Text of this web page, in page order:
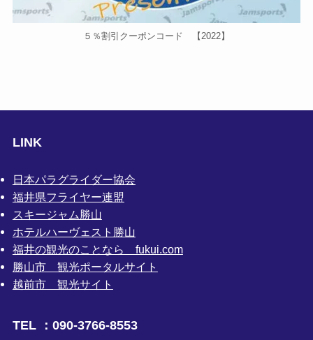
５％割引クーポンコード 【2022】
LINK
日本パラグライダー協会
福井県フライヤー連盟
スキージャム勝山
ホテルハーヴェスト勝山
福井の観光のことなら fukui.com
勝山市 観光ポータルサイト
越前市 観光サイト
TEL ：090-3766-8553